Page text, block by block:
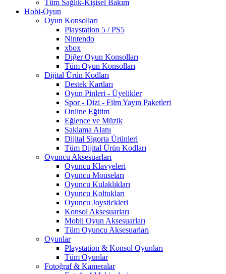
Tüm Sağlık-Kişisel Bakım
Hobi-Oyun
Oyun Konsolları
Playstation 5 / PS5
Nintendo
xbox
Diğer Oyun Konsolları
Tüm Oyun Konsolları
Dijital Ürün Kodları
Destek Kartları
Oyun Pinleri - Üyelikler
Spor - Dizi - Film Yayın Paketleri
Online Eğitim
Eğlence ve Müzik
Saklama Alanı
Dijital Sigorta Ürünleri
Tüm Dijital Ürün Kodları
Oyuncu Aksesuarları
Oyuncu Klavyeleri
Oyuncu Mouseları
Oyuncu Kulaklıkları
Oyuncu Koltukları
Oyuncu Joystickleri
Konsol Aksesuarları
Mobil Oyun Aksesuarları
Tüm Oyuncu Aksesuarları
Oyunlar
Playstation & Konsol Oyunları
Tüm Oyunlar
Fotoğraf & Kameralar